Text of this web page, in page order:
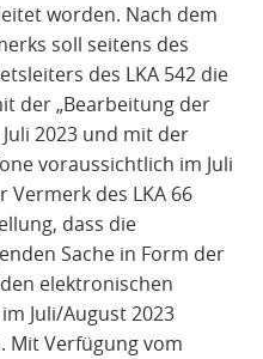
worden. Nach dem
soll seitens des
des LKA 542 die
der „Bearbeitung der
2023 und mit der
voraussichtlich im Juli
Vermerk des LKA 66
dass die
Sache in Form der
elektronischen
Juli/August 2023
Mit Verfügung vom